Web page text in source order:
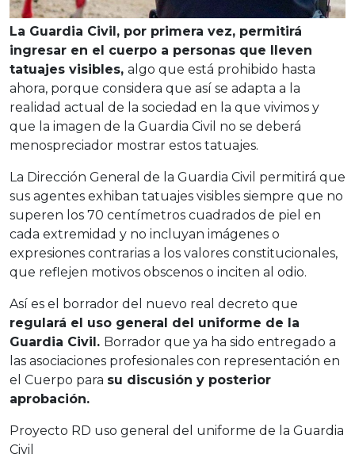
La Guardia Civil, por primera vez, permitirá
ingresar en el cuerpo a personas que lleven
tatuajes visibles, algo que está prohibido hasta
ahora, porque considera que así se adapta a la
realidad actual de la sociedad en la que vivimos y
que la imagen de la Guardia Civil no se deberá
menospreciador mostrar estos tatuajes.
La Dirección General de la Guardia Civil permitirá que
sus agentes exhiban tatuajes visibles siempre que no
superen los 70 centímetros cuadrados de piel en
cada extremidad y no incluyan imágenes o
expresiones contrarias a los valores constitucionales,
que reflejen motivos obscenos o inciten al odio.
Así es el borrador del nuevo real decreto que
regulará el uso general del uniforme de la
Guardia Civil. Borrador que ya ha sido entregado a
las asociaciones profesionales con representación en
el Cuerpo para su discusión y posterior
aprobación.
Proyecto RD uso general del uniforme de la Guardia
Civil